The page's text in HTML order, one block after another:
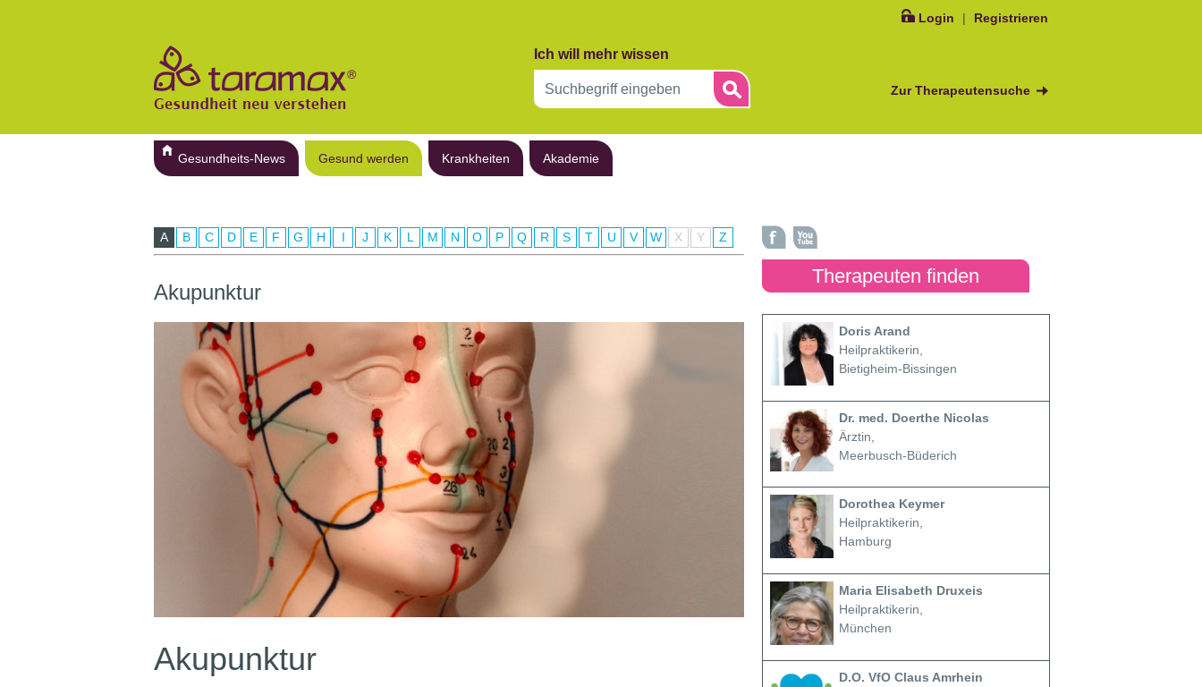
Login | Registrieren
Ich will mehr wissen
Zur Therapeutensuche
Gesundheits-News Gesund werden Krankheiten Akademie
A B C D E F G H I J K L M N O P Q R S T U V W X Y Z
Akupunktur
Akupunktur
Therapeuten finden
Doris Arand
Heilpraktikerin,
Bietigheim-Bissingen
Dr. med. Doerthe Nicolas
Ärztin,
Meerbusch-Büderich
Dorothea Keymer
Heilpraktikerin,
Hamburg
Maria Elisabeth Druxeis
Heilpraktikerin,
München
D.O. VfO Claus Amrhein